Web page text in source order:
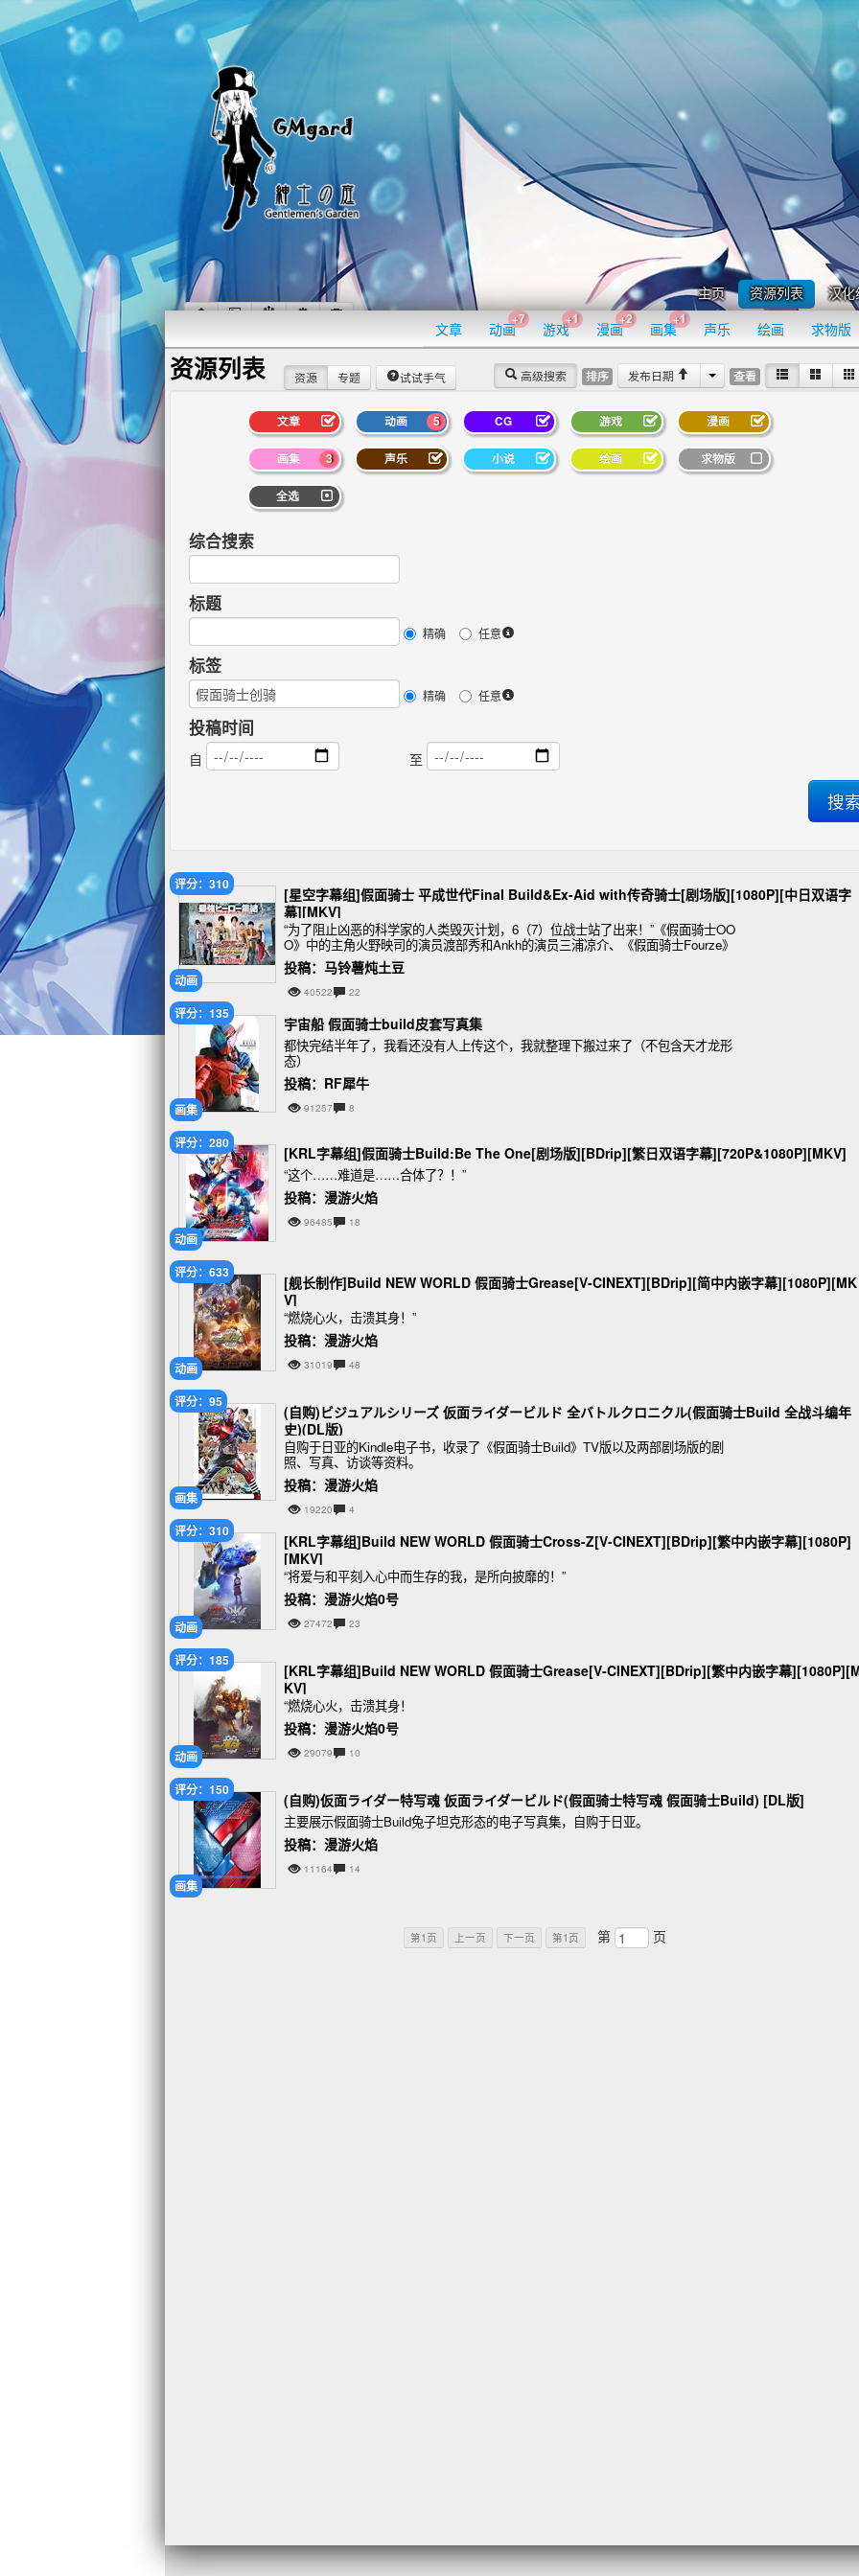
主页 资源列表 汉化
文章 动画
+7
游戏
+1
漫画
+2
画集
+1
声乐 绘画 求物版
资源列表 高级搜索 排序 发布日期 查看
资源 专题 试试手气
文章 5
动画 CG 游戏 漫画
3
画集 声乐 小说 绘画 求物版
全选
综合搜索
标题
精确 任意
标签
精确 任意
投稿时间
自 至
动画
评分：310
[星空字幕组]假面骑士 平成世代Final Build&Ex-Aid with传奇骑士[剧场版][1080P][中日双语字
幕][MKV]
“为了阻止凶恶的科学家的人类毁灭计划，6（7）位战士站了出来！”《假面骑士OO
O》中的主角火野映司的演员渡部秀和Ankh的演员三浦凉介、《假面骑士Fourze》
的主角如月弦太朗
投稿：马铃薯炖土豆
40522 22
画集
评分：135
宇宙船 假面骑士build皮套写真集
都快完结半年了，我看还没有人上传这个，我就整理下搬过来了（不包含天才龙形
态）
投稿：RF犀牛
91257 8
动画
评分：280
[KRL字幕组]假面骑士Build:Be The One[剧场版][BDrip][繁日双语字幕][720P&1080P][MKV]
“这个……难道是……合体了？！”
投稿：漫游火焰
96485 18
动画
评分：633
[舰长制作]Build NEW WORLD 假面骑士Grease[V-CINEXT][BDrip][简中内嵌字幕][1080P][MK
V]
“燃烧心火，击溃其身！”
投稿：漫游火焰
31019 48
画集
评分：95
(自购)ビジュアルシリーズ 仮面ライダービルド 全バトルクロニクル(假面骑士Build 全战斗编年
史)(DL版)
自购于日亚的Kindle电子书，收录了《假面骑士Build》TV版以及两部剧场版的剧
照、写真、访谈等资料。
投稿：漫游火焰
19220 4
动画
评分：310
[KRL字幕组]Build NEW WORLD 假面骑士Cross-Z[V-CINEXT][BDrip][繁中内嵌字幕][1080P]
[MKV]
“将爱与和平刻入心中而生存的我，是所向披靡的！”
投稿：漫游火焰0号
27472 23
动画
评分：185
[KRL字幕组]Build NEW WORLD 假面骑士Grease[V-CINEXT][BDrip][繁中内嵌字幕
KV]
“燃烧心火，击溃其身！
投稿：漫游火焰0号
29079 10
画集
评分：150
(自购)仮面ライダー特写魂 仮面ライダービルド(假面骑士特写魂 假面骑士Build) [DL版]
主要展示假面骑士Build兔子坦克形态的电子写真集，自购于日亚。
投稿：漫游火焰
11164 14
第1页 上一页 下一页 第1页 第 页